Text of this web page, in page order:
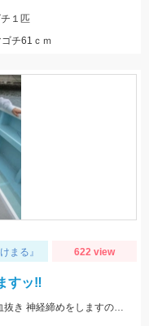
１匹
チ61ｃｍ
まる』 622 view
すッ‼︎
釣ったサカナはすぐに締めず 港に着いてから血抜き 神経締めをしますので 旨さ 食感が違い過ぎますッ(^-^)